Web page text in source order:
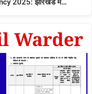
2025: झारखंड में…